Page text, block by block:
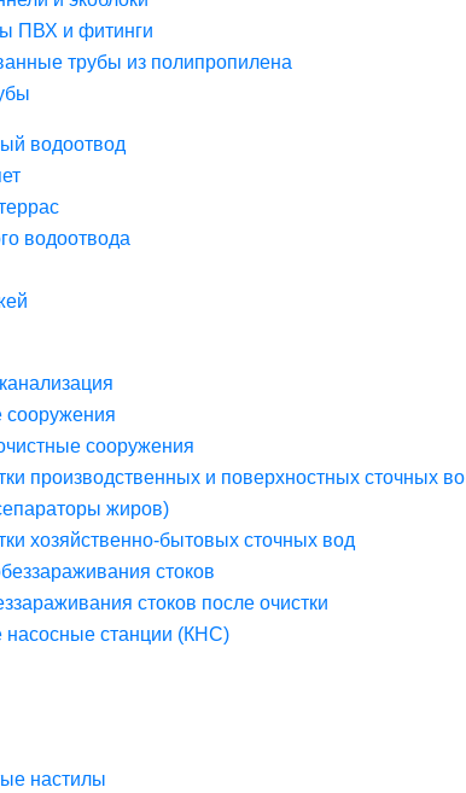
ПВХ и фитинги
трубы из полипропилена
водоотвод
водоотвода
сооружения
сооружения
производственных и поверхностных сточных во
жиров)
хозяйственно-бытовых сточных вод
стоков
стоков после очистки
насосные станции (КНС)
настилы